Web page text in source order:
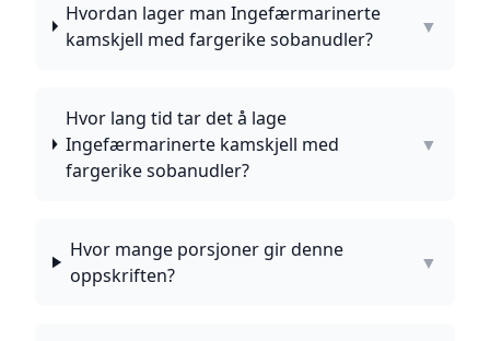
Hvordan lager man Ingefærmarinerte
kamskjell med fargerike sobanudler?
▼
Hvor lang tid tar det å lage
Ingefærmarinerte kamskjell med
fargerike sobanudler?
▼
Hvor mange porsjoner gir denne
oppskriften?
▼